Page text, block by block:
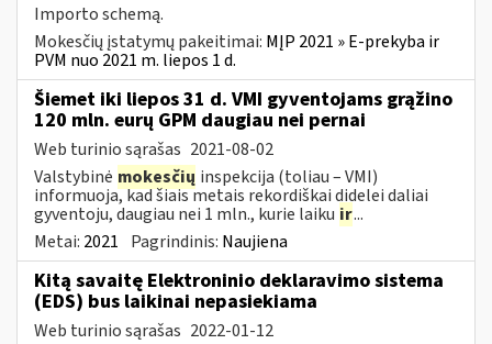
Importo schemą.
Mokesčių įstatymų pakeitimai: MĮP 2021 » E-prekyba ir
PVM nuo 2021 m. liepos 1 d.
Šiemet iki liepos 31 d. VMI gyventojams grąžino
120 mln. eurų GPM daugiau nei pernai
Web turinio sąrašas 2021-08-02
Valstybinė mokesčių inspekcija (toliau – VMI)
informuoja, kad šiais metais rekordiškai didelei daliai
gyventoju, daugiau nei 1 mln., kurie laiku ir...
Metai: 2021 Pagrindinis: Naujiena
Kitą savaitę Elektroninio deklaravimo sistema
(EDS) bus laikinai nepasiekiama
Web turinio sąrašas 2022-01-12